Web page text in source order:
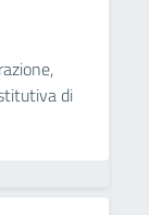
di